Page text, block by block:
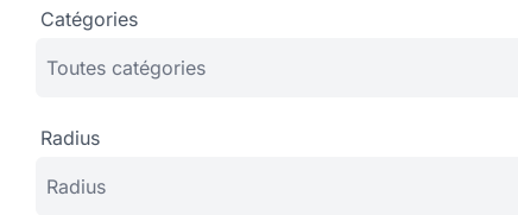
Catégories
Radius